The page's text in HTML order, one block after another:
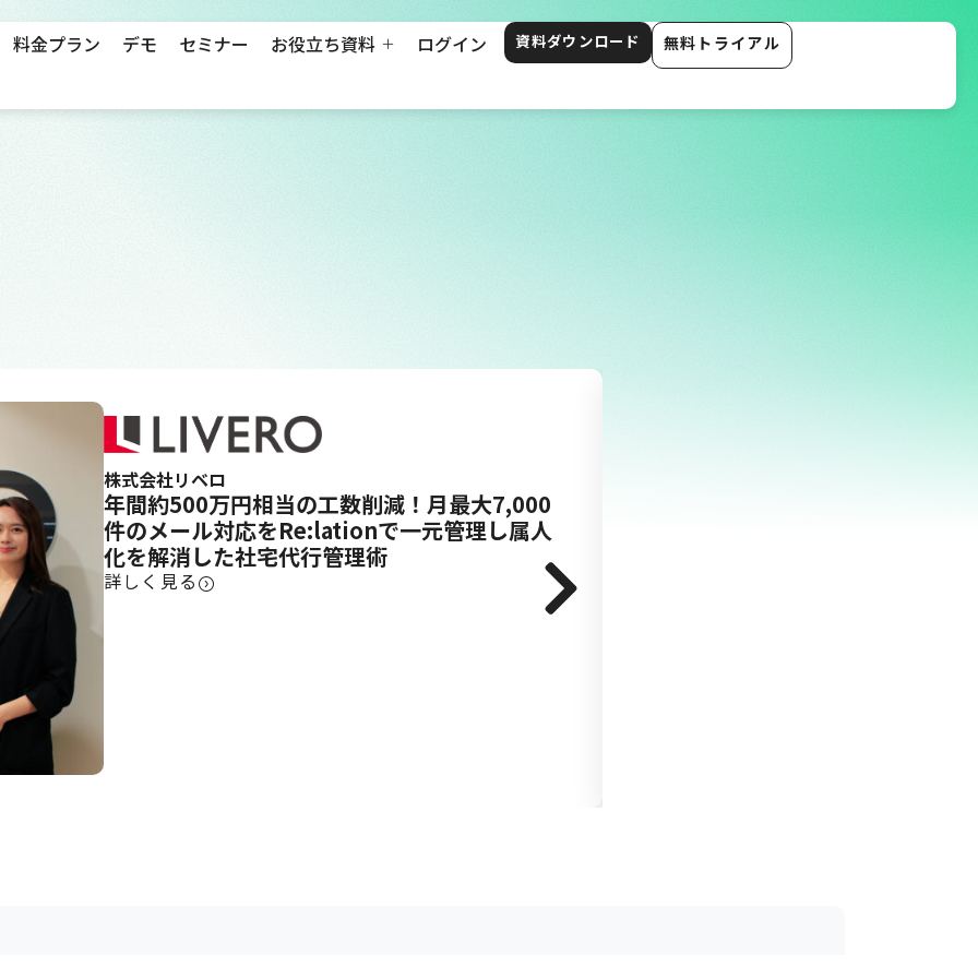
料金プラン デモ セミナー お役立ち資料 ログイン 資料ダウンロード 無料トライアル
株式会社リベロ
年間約500万円相当の工数削減！月最大7,000
件のメール対応をRe:lationで一元管理し属人
化を解消した社宅代行管理術
詳しく見る